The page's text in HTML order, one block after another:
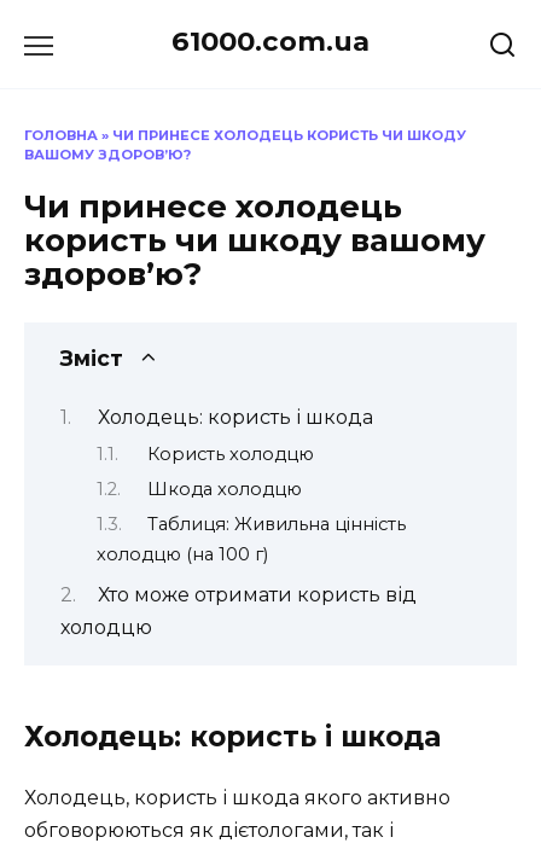
до
61000.com.ua
ГОЛОВНА » ЧИ ПРИНЕСЕ ХОЛОДЕЦЬ КОРИСТЬ ЧИ ШКОДУ
ВАШОМУ ЗДОРОВ’Ю?
Чи принесе холодець
користь чи шкоду вашому
здоров’ю?
Зміст
Холодець: користь і шкода
Користь холодцю
Шкода холодцю
Таблиця: Живильна цінність
холодцю (на 100 г)
Хто може отримати користь від
холодцю
Холодець: користь і шкода
Холодець, користь і шкода якого активно
обговорюються як дієтологами, так і